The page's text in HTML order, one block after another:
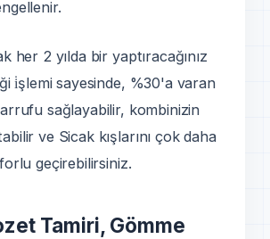
her 2 yılda bir yaptıracağınız
i̇şlemi sayesinde, %30'a varan
sağlayabilir, kombinizin
ve Sicak kışlarını çok daha
geçirebilirsiniz.
Tamiri, Gömme